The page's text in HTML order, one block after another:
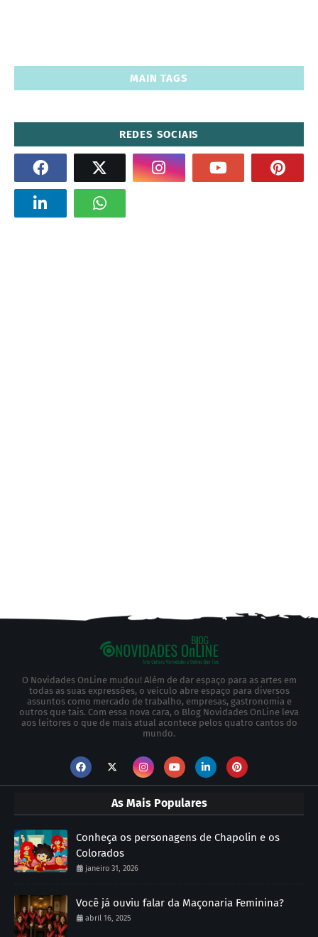
MAIN TAGS
REDES SOCIAIS
O Novidades OnLine mudou! Além de dar espaço para as artes em
todas as suas expressões, o veículo abre espaço para diversos
assuntos como mercado de trabalho, empresas, gastronomia e
outros que tais. Com essa nova cara, o Blog Novidades OnLine leva
aos leitores o que de mais atual acontece pelos quatro cantos do
mundo.
As Mais Populares
Conheça os personagens de Chapolin e os
Colorados
janeiro 31, 2026
Você já ouviu falar da Maçonaria Feminina?
abril 16, 2025